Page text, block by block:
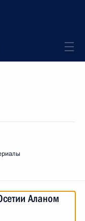
Аланом